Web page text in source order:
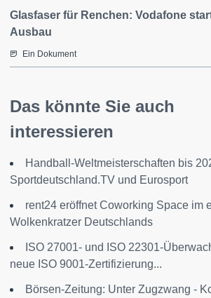
Glasfaser für Renchen: Vodafone
Ausbau
Ein Dokument
Das könnte Sie auch
interessieren
Handball-Weltmeisterschaften bis
Sportdeutschland.TV und Eurosport
rent24 eröffnet Coworking Space im
Wolkenkratzer Deutschlands
ISO 27001- und ISO 22301-
neue ISO 9001-Zertifizierung...
Börsen-Zeitung: Unter Zugzwang -